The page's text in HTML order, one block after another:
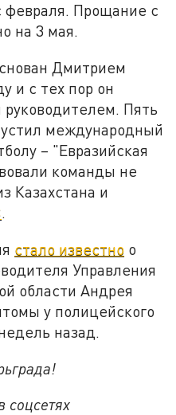
февраля. Прощание с
на 3 мая.
Дмитрием
и с тех пор он
Пять
международный
– "Евразийская
команды не
Казахстана и
.
стало известно о
Управления
области Андрея
у полицейского
назад.
соцсетях